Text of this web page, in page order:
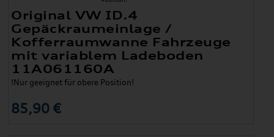
Original VW ID.4
Gepäckraumeinlage /
Kofferraumwanne Fahrzeuge
mit variablem Ladeboden
11A061160A
!Nur geeignet für obere Position!
85,90 €